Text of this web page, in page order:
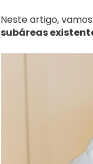
Neste artigo,
subáreas